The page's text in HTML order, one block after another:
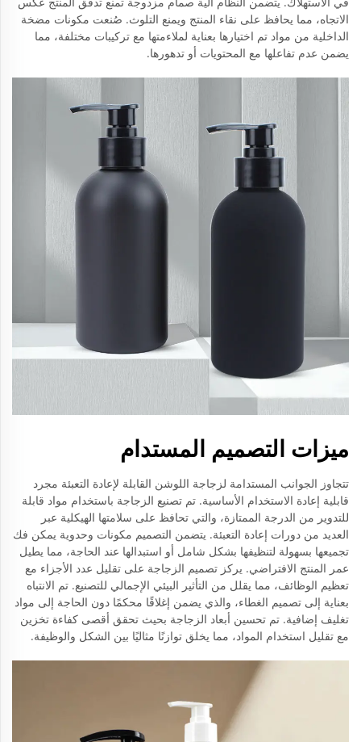
الاتجاه، مما يحافظ على نقاء المنتج ويمنع التلوث. صُنعت مكونات مضخة
الداخلية من مواد تم اختيارها بعناية لملاءمتها مع تركيبات مختلفة، مما
يضمن عدم تفاعلها مع المحتويات أو تدهورها.
ميزات التصميم المستدام
تتجاوز الجوانب المستدامة لزجاجة اللوشن القابلة لإعادة التعبئة مجرد
قابلية إعادة الاستخدام الأساسية. تم تصنيع الزجاجة باستخدام مواد قابلة
للتدوير من الدرجة الممتازة، والتي تحافظ على سلامتها الهيكلية عبر
العديد من دورات إعادة التعبئة. يتضمن التصميم مكونات وحدوية يمكن فك
تجميعها بسهولة لتنظيفها بشكل شامل أو استبدالها عند الحاجة، مما يطيل
عمر المنتج الافتراضي. يركز تصميم الزجاجة على تقليل عدد الأجزاء مع
تعظيم الوظائف، مما يقلل من التأثير البيئي الإجمالي للتصنيع. تم الانتباه
بعناية إلى تصميم الغطاء، والذي يضمن إغلاقًا محكمًا دون الحاجة إلى مواد
تغليف إضافية. تم تحسين أبعاد الزجاجة بحيث تحقق أقصى كفاءة تخزين
مع تقليل استخدام المواد، مما يخلق توازنًا مثاليًا بين الشكل والوظيفة.